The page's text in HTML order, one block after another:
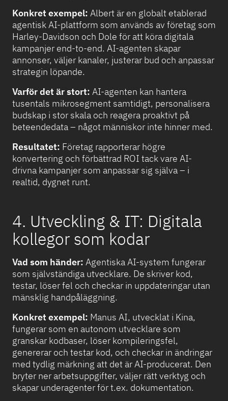
Konkret exempel: Albert är en globalt etablerad
agentisk AI-plattform som används av företag som
Harley-Davidson och Dole för att köra digitala
kampanjer end-to-end. AI-agenten skapar
annonser, väljer kanaler, justerar bud och anpassar
strategin löpande.
Varför det är stort: AI-agenten kan hantera
tusentals mikrosegment samtidigt, personalisera
budskap i stor skala och reagera proaktivt på
beteendedata – något människor inte hinner med.
Resultatet: Företag rapporterar högre
konvertering och förbättrad ROI tack vare AI-
drivna kampanjer som anpassar sig själva – i
realtid, dygnet runt.
4. Utveckling & IT: Digitala
kollegor som kodar
Vad som händer: Agentiska AI-system fungerar
som självständiga utvecklare. De skriver kod,
testar, löser fel och checkar in uppdateringar utan
mänsklig handpåläggning.
Konkret exempel: Manus AI, utvecklat i Kina,
fungerar som en autonom utvecklare som
granskar kodbaser, löser kompileringsfel,
genererar och testar kod, och checkar in ändringar
med tydlig märkning att det är AI-producerat. Den
bryter ner arbetsuppgifter, väljer rätt verktyg och
skapar underagenter för t.ex. dokumentation.